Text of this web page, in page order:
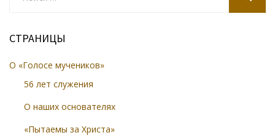
СТРАНИЦЫ
О «Голосе мучеников»
56 лет служения
О наших основателях
«Пытаемы за Христа»